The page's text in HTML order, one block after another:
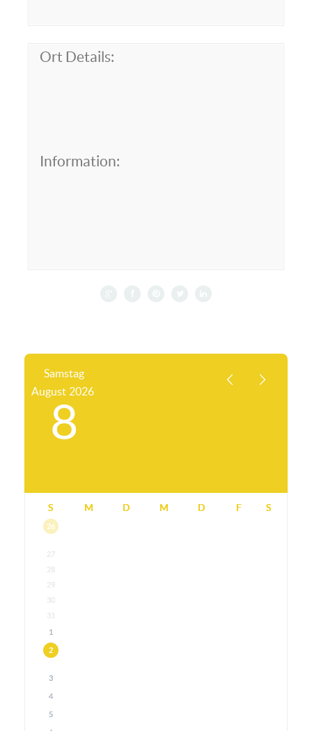
Ort Details:
Information:
Samstag
August 2026
8
S M D M D F S
26
27
28
29
30
31
1
2
3
4
5